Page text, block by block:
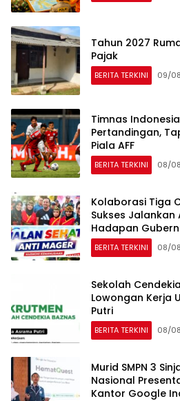
Tahun 2027
Pajak
BERITA TERKINI 09/
Timnas
Pertandingan,
Piala AFF
BERITA TERKINI 08/
Kolaborasi Tiga
Sukses
Hadapan
BERITA TERKINI 08/
Sekolah
Lowongan Kerja
Putri
BERITA TERKINI 08/
Murid SMPN 3
Nasional
Kantor Google